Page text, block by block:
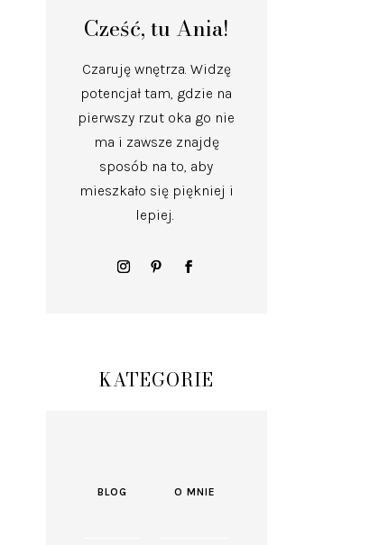
Cześć, tu Ania!
Czaruję wnętrza. Widzę
potencjał tam, gdzie na
pierwszy rzut oka go nie
ma i zawsze znajdę
sposób na to, aby
mieszkało się piękniej i
lepiej.
KATEGORIE
BLOG O MNIE